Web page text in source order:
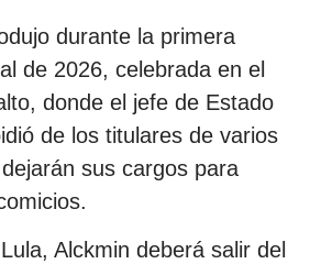
durante la primera
de 2026, celebrada en el
donde el jefe de Estado
de los titulares de varios
sus cargos para
Alckmin deberá salir del